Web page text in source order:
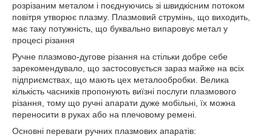
розрізаним металом і поєднуючись зі швидкісним потоком
повітря утворює плазму. Плазмовий струмінь, що виходить,
має таку потужність, що буквально випаровує метал у
процесі різання
Ручне плазмово-дугове різання на стільки добре себе
зарекомендувало, що застосовується зараз майже на всіх
підприємствах, що мають цех металообробки. Велика
кількість часників пропонують виїзні послуги плазмового
різання, тому що ручні апарати дуже мобільні, їх можна
переносити в руках або на плечовому ремені.
Основні переваги ручних плазмових апаратів: